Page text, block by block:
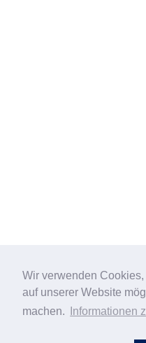
Wir verwenden
auf unserer Website
machen.
Informationen